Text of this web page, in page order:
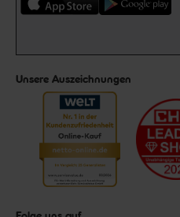
Unsere Auszeichnungen